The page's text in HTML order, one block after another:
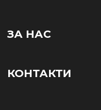
ЗА НАС
КОНТАКТИ